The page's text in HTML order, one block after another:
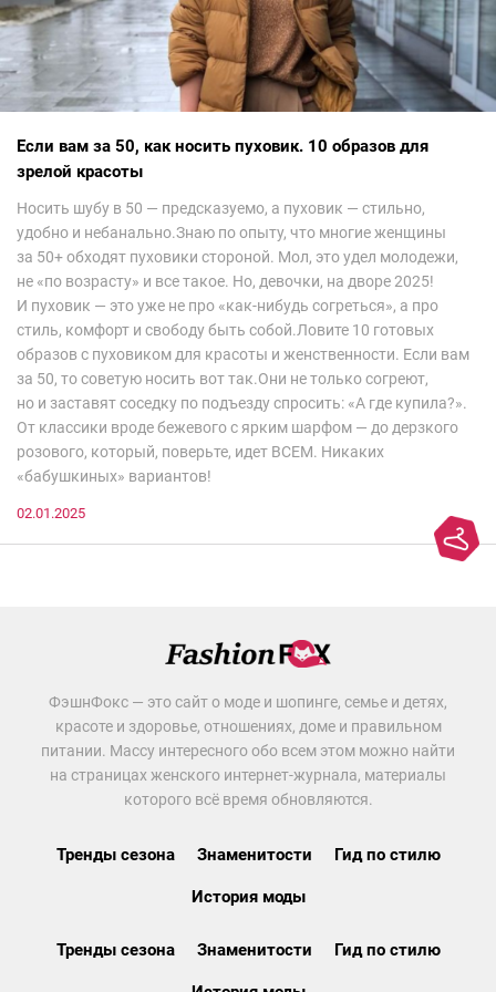
Если вам за 50, как носить пуховик. 10 образов для
зрелой красоты
Носить шубу в 50 — предсказуемо, а пуховик — стильно,
удобно и небанально.Знаю по опыту, что многие женщины
за 50+ обходят пуховики стороной. Мол, это удел молодежи,
не «по возрасту» и все такое. Но, девочки, на дворе 2025!
И пуховик — это уже не про «как-нибудь согреться», а про
стиль, комфорт и свободу быть собой.Ловите 10 готовых
образов с пуховиком для красоты и женственности. Если вам
за 50, то советую носить вот так.Они не только согреют,
но и заставят соседку по подъезду спросить: «А где купила?».
От классики вроде бежевого с ярким шарфом — до дерзкого
розового, который, поверьте, идет ВСЕМ. Никаких
«бабушкиных» вариантов!
02.01.2025
ФэшнФокс — это сайт о моде и шопинге, семье и детях,
красоте и здоровье, отношениях, доме и правильном
питании. Массу интересного обо всем этом можно найти
на страницах женского интернет-журнала, материалы
которого всё время обновляются.
Тренды сезона Знаменитости Гид по стилю
История моды
Тренды сезона Знаменитости Гид по стилю